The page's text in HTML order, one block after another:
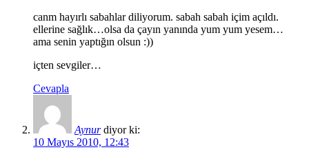
canm hayırlı sabahlar diliyorum. sabah sabah içim açıldı.
ellerine sağlık…olsa da çayın yanında yum yum yesem…
ama senin yaptığın olsun :))
içten sevgiler…
Cevapla
Aynur diyor ki:
10 Mayıs 2010, 12:43